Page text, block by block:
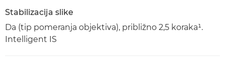
Stabilizacija slike
Da (tip pomeranja objektiva), približno 2,5 koraka¹.
Intelligent IS